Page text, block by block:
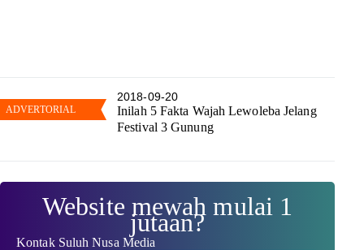
2018-09-20
Inilah 5 Fakta Wajah Lewoleba Jelang
Festival 3 Gunung
Website mewah mulai 1
jutaan?
Kontak Suluh Nusa Media